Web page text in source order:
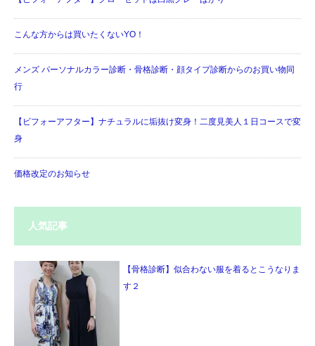
こんな方からは買いたくないYO！
メンズ パーソナルカラー診断・骨格診断・顔タイプ診断からのお買い物同
行
【ビフォーアフター】ナチュラルに垢抜け変身！二度見美人１日コースで変
身
価格改定のお知らせ
人気記事
【骨格診断】似合わない服を着るとこうなりま
す２